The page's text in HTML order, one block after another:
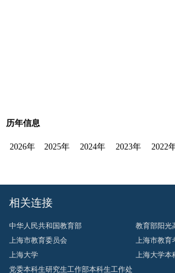
历年信息
2026年 2025年 2024年 2023年 2022
相关连接
中华人民共和国教育部
教育部阳光
上海市教育委员会
上海市教育
上海大学
上海大学本
党委本科生研究生工作部本科生工作处